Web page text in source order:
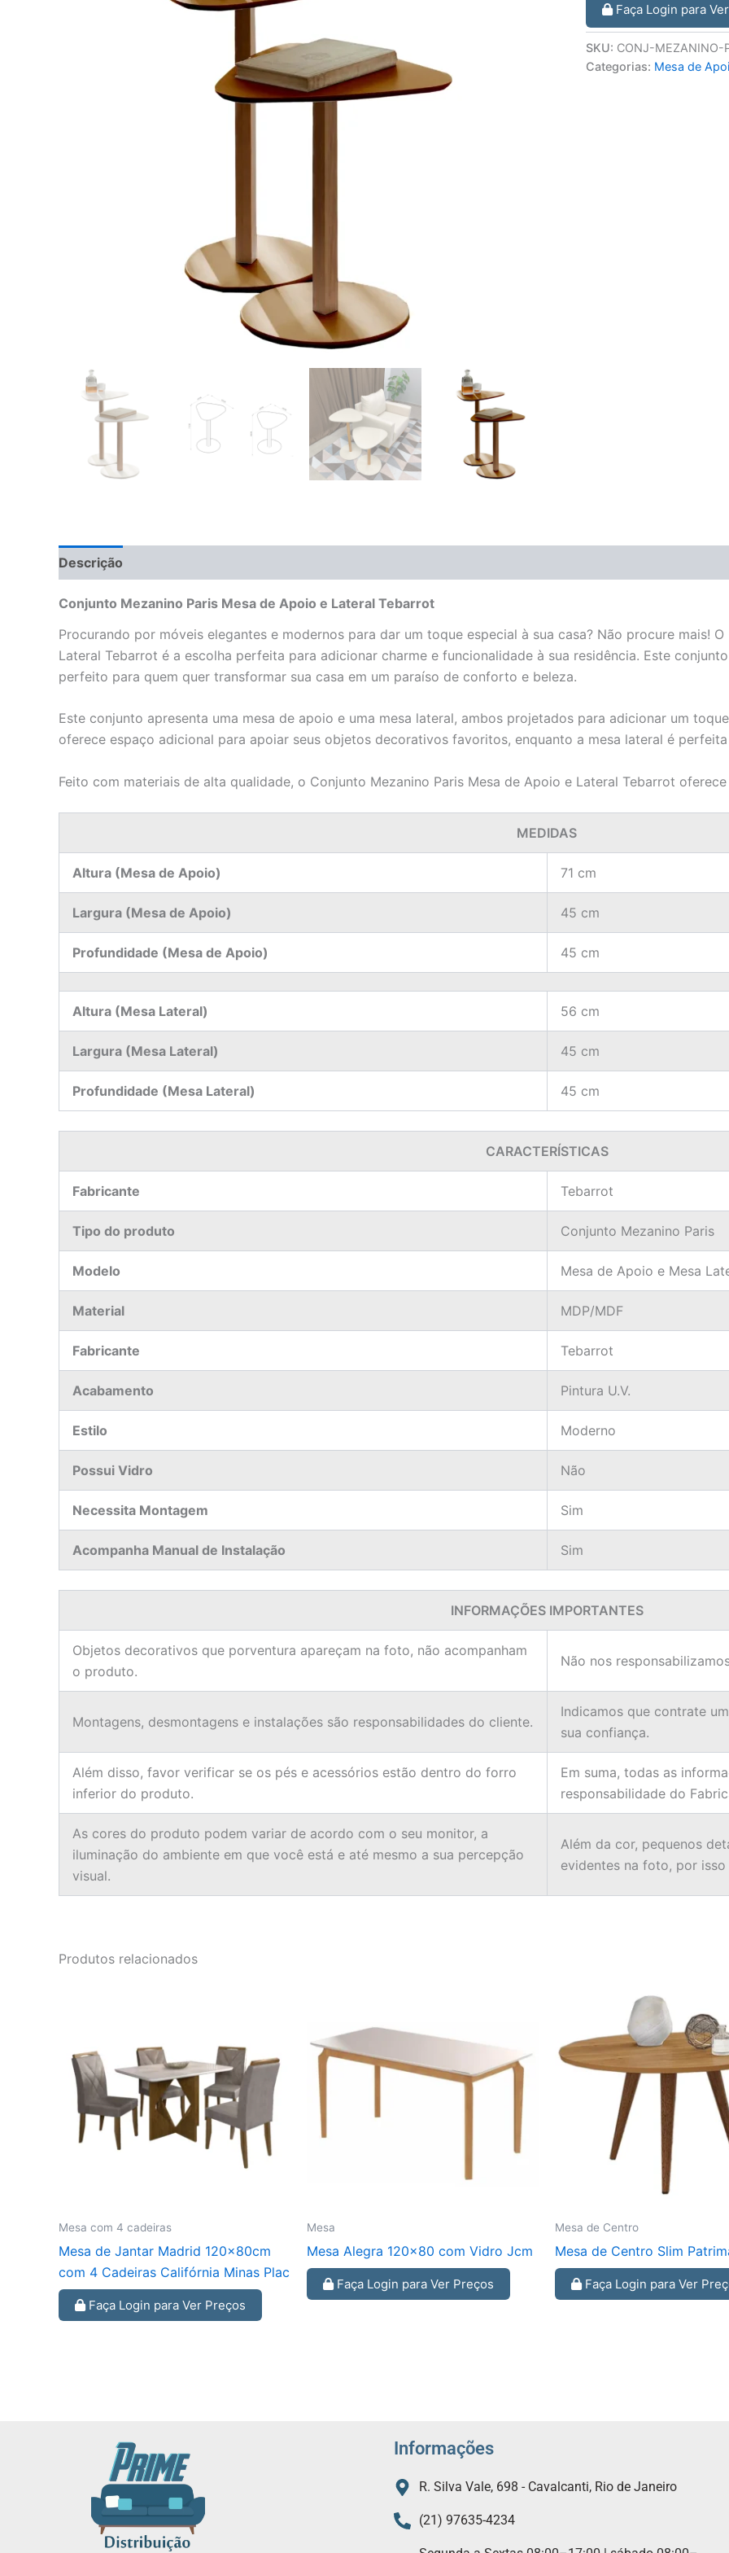
Faça Login para
SKU: CONJ-MEZANINO-
Categorias: Mesa de
Descrição
Conjunto Mezanino Paris Mesa de Apoio e Lateral Tebarrot
Procurando por móveis elegantes e modernos para dar um toque especial à sua casa? Não procure mais!
Lateral Tebarrot é a escolha perfeita para adicionar charme e funcionalidade à sua residência. Este
perfeito para quem quer transformar sua casa em um paraíso de conforto e beleza.
Este conjunto apresenta uma mesa de apoio e uma mesa lateral, ambos projetados para adicionar um
oferece espaço adicional para apoiar seus objetos decorativos favoritos, enquanto a mesa lateral é
Feito com materiais de alta qualidade, o Conjunto Mezanino Paris Mesa de Apoio e Lateral Tebarrot
MEDIDAS
Altura (Mesa de Apoio) 71 cm
Largura (Mesa de Apoio) 45 cm
Profundidade (Mesa de Apoio) 45 cm
Altura (Mesa Lateral) 56 cm
Largura (Mesa Lateral) 45 cm
Profundidade (Mesa Lateral) 45 cm
CARACTERÍSTICAS
Fabricante Tebarrot
Tipo do produto Conjunto Mezanino Paris
Modelo Mesa de Apoio e Mesa
Material MDP/MDF
Fabricante Tebarrot
Acabamento Pintura U.V.
Estilo Moderno
Possui Vidro Não
Necessita Montagem Sim
Acompanha Manual de Instalação Sim
INFORMAÇÕES IMPORTANTES
Objetos decorativos que porventura apareçam na foto, não acompanham
o produto.
Não nos
Montagens, desmontagens e instalações são responsabilidades do cliente.
Indicamos que contrate
sua confiança.
Além disso, favor verificar se os pés e acessórios estão dentro do forro
inferior do produto.
Em suma, todas as
responsabilidade do
As cores do produto podem variar de acordo com o seu monitor, a
iluminação do ambiente em que você está e até mesmo a sua percepção
visual.
Além da cor, pequenos
evidentes na foto, por
Produtos relacionados
Mesa com 4 cadeiras
Mesa de Jantar Madrid 120x80cm
com 4 Cadeiras Califórnia Minas Plac
Faça Login para Ver Preços
Mesa
Mesa Alegra 120×80 com Vidro Jcm
Faça Login para Ver Preços
Mesa de Centro
Mesa de Centro Slim
Faça Login para Ver
Informações
R. Silva Vale, 698 - Cavalcanti, Rio de Janeiro
(21) 97635-4234